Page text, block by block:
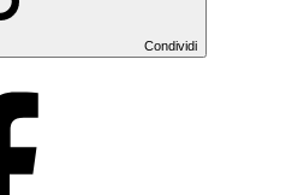
Condividi